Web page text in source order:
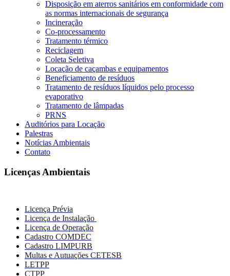
Disposição em aterros sanitários em conformidade com
as normas internacionais de segurança
Incineração
Co-processamento
Tratamento térmico
Reciclagem
Coleta Seletiva
Locação de caçambas e equipamentos
Beneficiamento de resíduos
Tratamento de resíduos líquidos pelo processo
evaporativo
Tratamento de lâmpadas
PRNS
Auditórios para Locação
Palestras
Notícias Ambientais
Contato
Licenças Ambientais
Licença Prévia
Licença de Instalação
Licença de Operação
Cadastro COMDEC
Cadastro LIMPURB
Multas e Autuações CETESB
LETPP
CTPP